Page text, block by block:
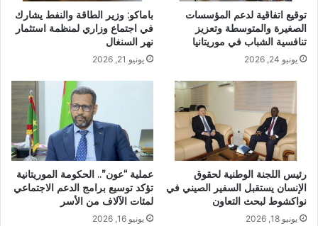
توقيع اتفاقية لدعم المؤسسات
الصغيرة والمتوسطة وتعزيز
تنافسية الشباب في موريتانيا
يونيو 24, 2026
باماكو: وزير الطاقة والنفط يشارك
في اجتماع وزاري لمنظمة استثمار
نهر السنغال
يونيو 21, 2026
رئيس اللجنة الوطنية لحقوق
الإنسان يستقبل السفير الصيني في
نواكشوط لبحث التعاون
يونيو 18, 2026
عملية “عون”.. الحكومة الموريتانية
تؤكد توسيع برامج الدعم الاجتماعي
لمئات الآلاف من الأسر
يونيو 16, 2026